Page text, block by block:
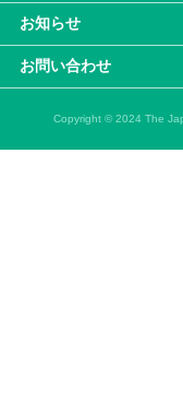
お知らせ
お問い合わせ
Copyright © 2024 The